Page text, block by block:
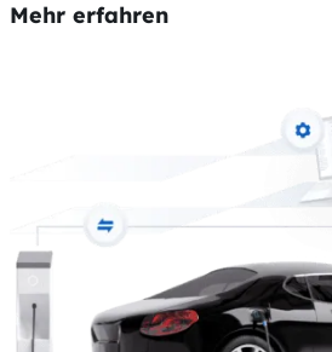
Mehr erfahren